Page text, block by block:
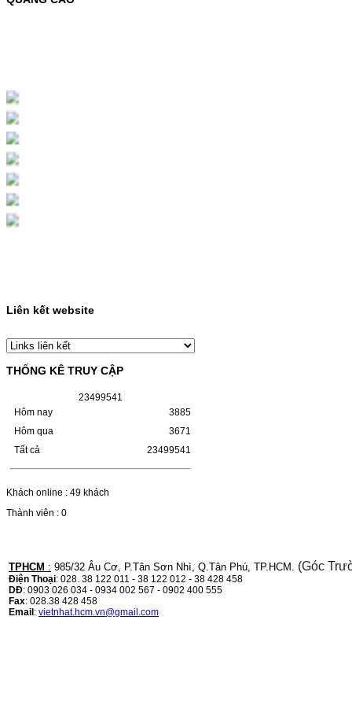
Chọn mua
HỘP MỰC MÀU SAMSUNG
CLT-403S CHO DÒNG MÁY
SL-C435/C436
HỘP MỰC MÀU SAMSUNG CLT-403S CHO
DÒNG MÁY SL-C435/C436MÃ HỘP MỰC:-
Samsung CLT-403S- Loại mực: Mực in laser
màuSỬ DỤNG CHO MÁY IN:- Samsung SL-
(W1110A) CHO DÒNG MÁY
LBP 243/MF 461DW
HỘP MỰC HP 110A (W1110A) CHO DÒNG
MÁY LBP 243/MF 461DWMÃ HỘP MỰC:-
Hộp mực HP 110A (W1110A)- Loại mực:
Mực in laser trắng đenSỬ DỤNG CHO MÁY
IN:- HP…
Giá : 249.000VND
Chọn mua
HỘP MỰC CANON CRG-070
HỘP MỰC CANON CRG-070 CHO DÒNG
MÁY LBP 243/MF 461DW MÃ HỘP MỰC:–
Hộp mực Canon CRG-070– Loại mực: Mực
in laser trắng đenSỬ DỤNG CHO MÁY IN:–
Liên kết website
THỐNG KÊ TRUY CẬP
23499541
Hôm nay
Hôm qua
Tất cả
3885
3671
23499541
Khách online : 49 khách
Thành viên : 0
TPHCM : 985/32 Âu Cơ, P.Tân Sơn Nhì, Q.Tân Phú, TP.HCM. (Góc
Điện Thoại: 028. 38 122 011 - 38 122 012 - 38 428 458
DĐ: 0903 026 034 - 0934 002 567 - 0902 400 555
Fax: 028.38 428 458
Email: vietnhat.hcm.vn@gmail.com